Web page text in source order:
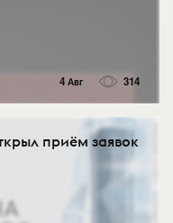
4 Авг 314
приём заявок